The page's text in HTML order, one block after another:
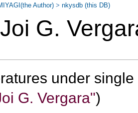
G.
under
G. Vergara")
Author) >nkysdb (this DB)